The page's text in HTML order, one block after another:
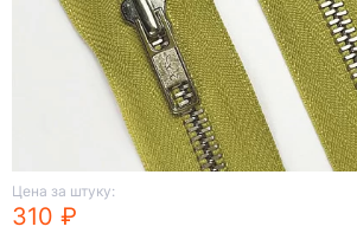
Цена за штуку:
310 ₽